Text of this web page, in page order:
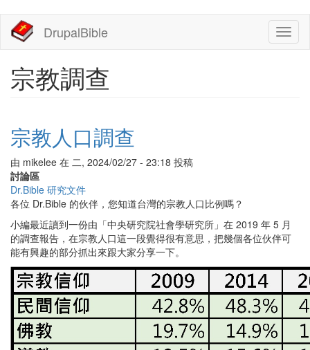
主
DrupalBible
宗教調查
宗教人口調查
由 mikelee 在 二, 2024/02/27 - 23:18 投稿
討論區
Dr.Bible 研究文件
各位 Dr.Bible 的伙伴，您知道台灣的宗教人口比例嗎？
小編最近讀到一份由「中央研究院社會學研究所」在 2019 年 5 月
的調查報告，在宗教人口這一段覺得很有意思，把幾個各位伙伴可
能有興趣的部分抓出來跟大家分享一下。